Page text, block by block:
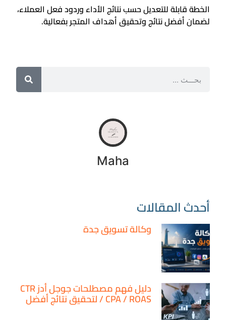
الخطة قابلة للتعديل حسب نتائج الأداء وردود فعل العملاء،
لضمان أفضل نتائج وتحقيق أهداف المتجر بفعالية.
Maha
أحدث المقالات
وكالة تسويق جدة
دليل فهم مصطلحات جوجل أدز CTR
/ CPA / ROAS لتحقيق نتائج أفضل